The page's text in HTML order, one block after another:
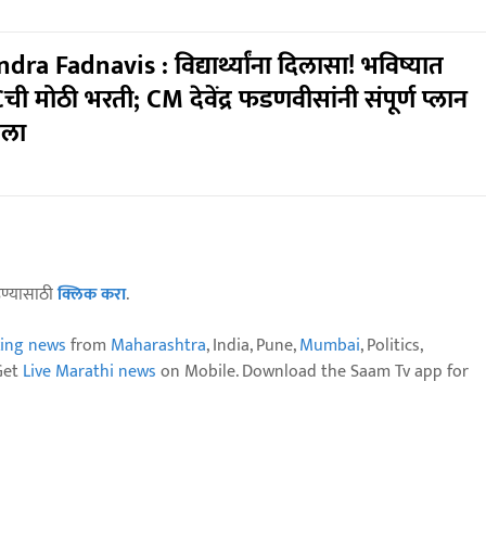
Fadnavis : विद्यार्थ्यांना दिलासा! भविष्यात
मोठी भरती; CM देवेंद्र फडणवीसांनी संपूर्ण प्लान
क्लिक करा.
newsfrom Maharashtra, India, Pune,Mumbai, Politics,
Live Marathi newson Mobile. Download the Saam Tv app for